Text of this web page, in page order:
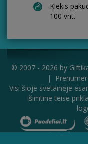
Kiekis
100 vnt.
© 2007 - 2026 by
|
Visi šioje svetainėje
išimtine teise